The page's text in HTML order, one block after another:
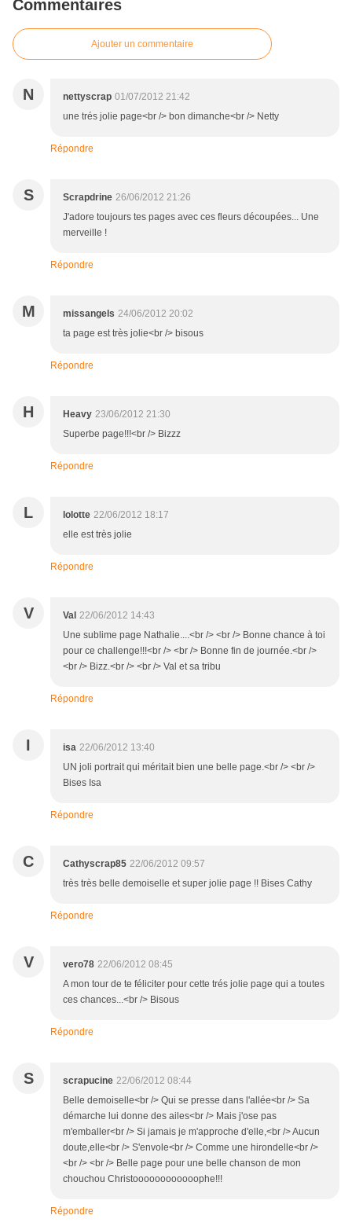
Commentaires
Ajouter un commentaire
N nettyscrap 01/07/2012 21:42
une trés jolie page<br /> bon dimanche<br /> Netty
Répondre
S Scrapdrine 26/06/2012 21:26
J'adore toujours tes pages avec ces fleurs découpées... Une
merveille !
Répondre
M missangels 24/06/2012 20:02
ta page est très jolie<br /> bisous
Répondre
H Heavy 23/06/2012 21:30
Superbe page!!!<br /> Bizzz
Répondre
L lolotte 22/06/2012 18:17
elle est très jolie
Répondre
V Val 22/06/2012 14:43
Une sublime page Nathalie....<br /> <br /> Bonne chance à toi
pour ce challenge!!!<br /> <br /> Bonne fin de journée.<br />
<br /> Bizz.<br /> <br /> Val et sa tribu
Répondre
I isa 22/06/2012 13:40
UN joli portrait qui méritait bien une belle page.<br /> <br />
Bises Isa
Répondre
C Cathyscrap85 22/06/2012 09:57
très très belle demoiselle et super jolie page !! Bises Cathy
Répondre
V vero78 22/06/2012 08:45
A mon tour de te féliciter pour cette trés jolie page qui a toutes
ces chances...<br /> Bisous
Répondre
S scrapucine 22/06/2012 08:44
Belle demoiselle<br /> Qui se presse dans l'allée<br /> Sa
démarche lui donne des ailes<br /> Mais j'ose pas
m'emballer<br /> Si jamais je m'approche d'elle,<br /> Aucun
doute,elle<br /> S'envole<br /> Comme une hirondelle<br />
<br /> <br /> Belle page pour une belle chanson de mon
chouchou Christoooooooooooophe!!!
Répondre